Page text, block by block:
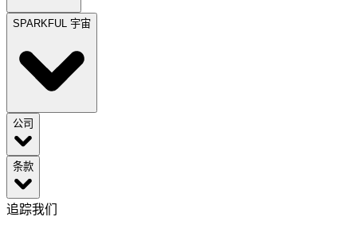
SPARKFUL 宇宙
公司
条款
追踪我们